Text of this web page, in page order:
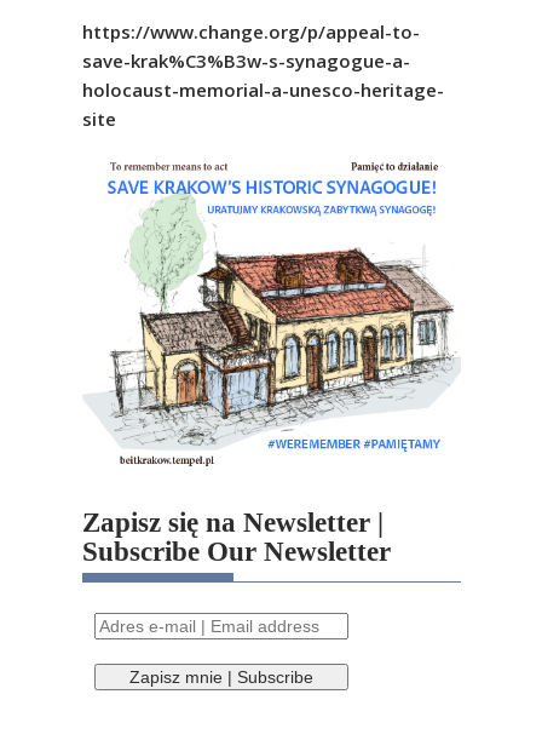
https://www.change.org/p/appeal-to-
save-krak%C3%B3w-s-synagogue-a-
holocaust-memorial-a-unesco-heritage-
site
Zapisz się na Newsletter |
Subscribe Our Newsletter